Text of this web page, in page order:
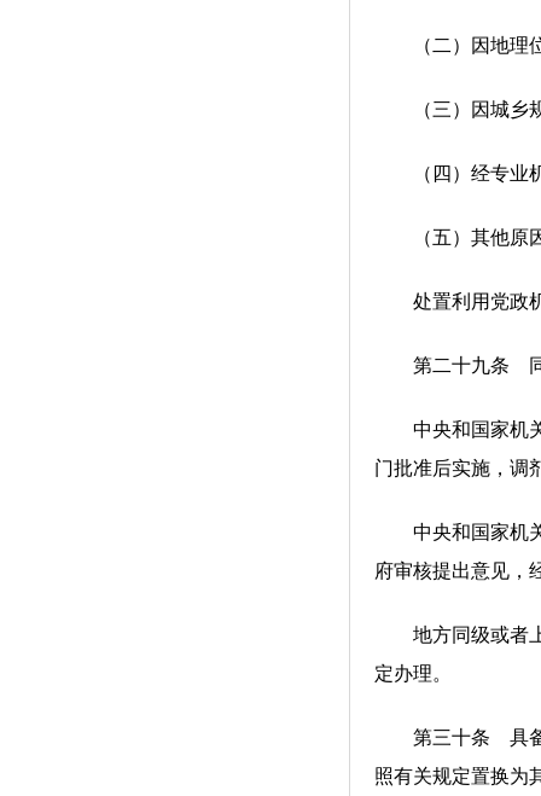
（二）因地理位
（三）因城乡规
（四）经专业机
（五）其他原因
处置利用党政机
第二十九条 同一
中央和国家机关
门批准后实施，调
中央和国家机关
府审核提出意见，
地方同级或者上
定办理。
第三十条 具备条
照有关规定置换为